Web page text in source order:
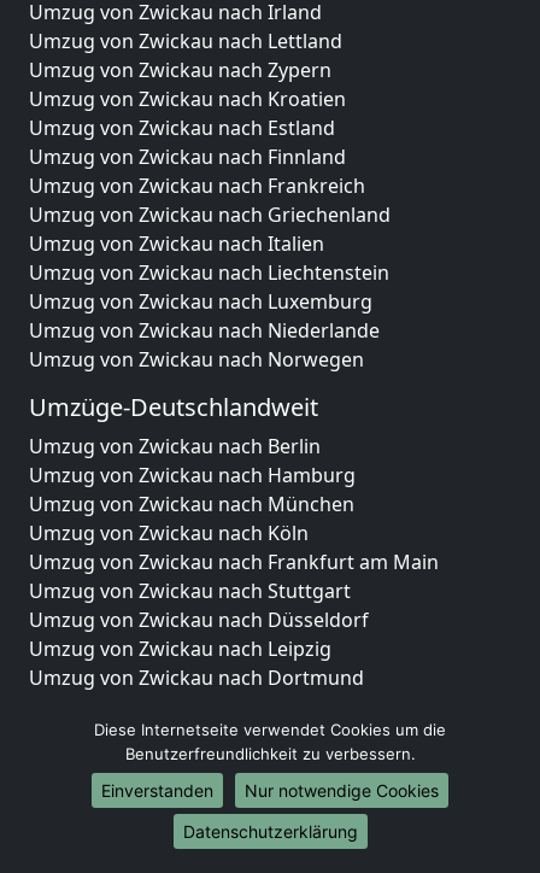
Umzug von Zwickau nach Irland
Umzug von Zwickau nach Lettland
Umzug von Zwickau nach Zypern
Umzug von Zwickau nach Kroatien
Umzug von Zwickau nach Estland
Umzug von Zwickau nach Finnland
Umzug von Zwickau nach Frankreich
Umzug von Zwickau nach Griechenland
Umzug von Zwickau nach Italien
Umzug von Zwickau nach Liechtenstein
Umzug von Zwickau nach Luxemburg
Umzug von Zwickau nach Niederlande
Umzug von Zwickau nach Norwegen
Umzüge-Deutschlandweit
Umzug von Zwickau nach Berlin
Umzug von Zwickau nach Hamburg
Umzug von Zwickau nach München
Umzug von Zwickau nach Köln
Umzug von Zwickau nach Frankfurt am Main
Umzug von Zwickau nach Stuttgart
Umzug von Zwickau nach Düsseldorf
Umzug von Zwickau nach Leipzig
Umzug von Zwickau nach Dortmund
Umzug von Zwickau nach Bremen
Umzug von Zwickau nach Dresden
Umzug von Zwickau nach Hannover
Umzug von Zwickau nach Nürnberg
Umzug von Zwickau nach Duisburg
Diese Internetseite verwendet Cookies um die
Benutzerfreundlichkeit zu verbessern.
Einverstanden
Nur notwendige Cookies
Datenschutzerklärung